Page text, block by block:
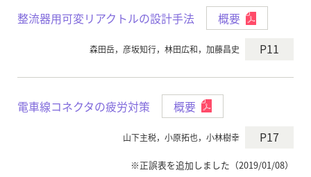
整流器用可変リアクトルの設計手法 概要
森田岳，彦坂知行，林田広和，加藤昌史 P11
電車線コネクタの疲労対策 概要
山下主税，小原拓也，小林樹幸 P17
※正誤表を追加しました（2019/01/08）